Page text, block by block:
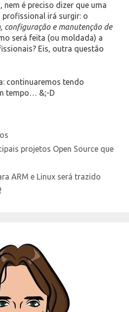
nem é preciso dizer que uma
profissional irá surgir: o
configuração e manutenção de
será feita (ou moldada) a
Eis, outra questão
continuaremos tendo
tempo… &;-D
projetos Open Source que
ARM e Linux será trazido